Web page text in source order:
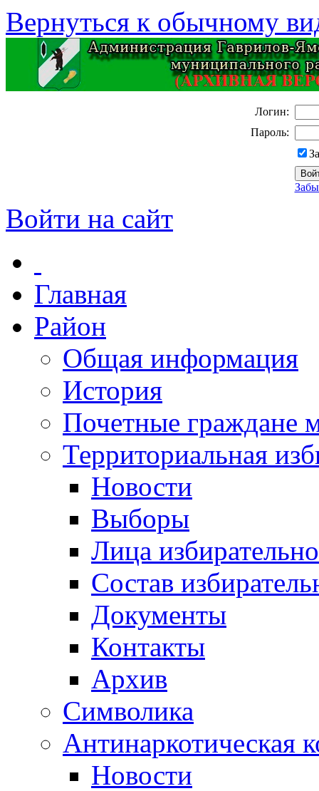
Вернуться к обычному
Логин:
Пароль:
Войти на сайт
Главная
Район
Общая информация
История
Почетные граждане
Территориальная
Новости
Выборы
Лица
Состав
Документы
Контакты
Архив
Символика
Антинаркотическая
Новости